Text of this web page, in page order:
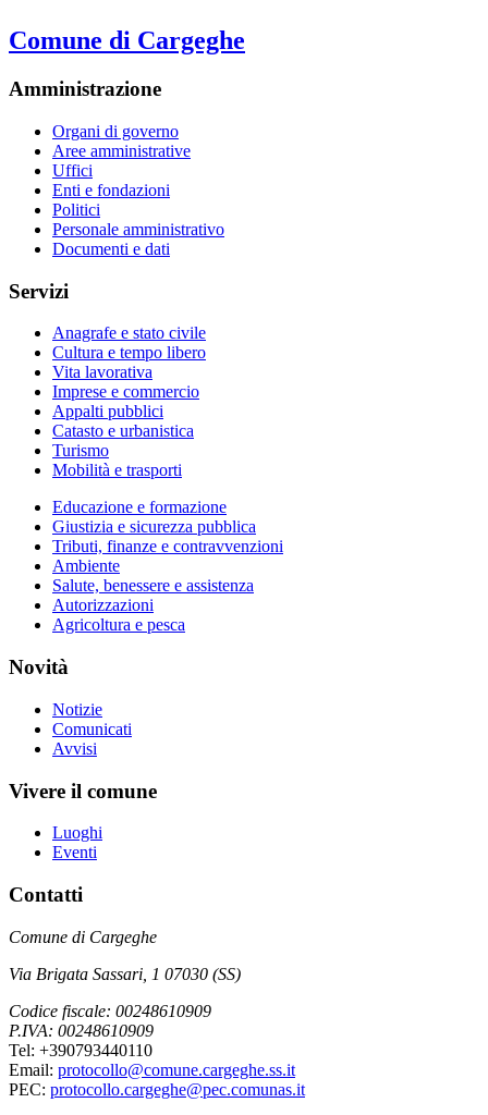
Comune di Cargeghe
Amministrazione
Organi di governo
Aree amministrative
Uffici
Enti e fondazioni
Politici
Personale amministrativo
Documenti e dati
Servizi
Anagrafe e stato civile
Cultura e tempo libero
Vita lavorativa
Imprese e commercio
Appalti pubblici
Catasto e urbanistica
Turismo
Mobilità e trasporti
Educazione e formazione
Giustizia e sicurezza pubblica
Tributi, finanze e contravvenzioni
Ambiente
Salute, benessere e assistenza
Autorizzazioni
Agricoltura e pesca
Novità
Notizie
Comunicati
Avvisi
Vivere il comune
Luoghi
Eventi
Contatti
Comune di Cargeghe
Via Brigata Sassari, 1 07030 (SS)
Codice fiscale: 00248610909
P.IVA: 00248610909
Tel: +390793440110
Email: protocollo@comune.cargeghe.ss.it
PEC: protocollo.cargeghe@pec.comunas.it